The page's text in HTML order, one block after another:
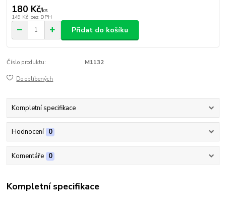
180 Kč/ks
149 Kč bez DPH
Přidat do košíku
Číslo produktu: M1132
Do oblíbených
Kompletní specifikace
Hodnocení 0
Komentáře 0
Kompletní specifikace